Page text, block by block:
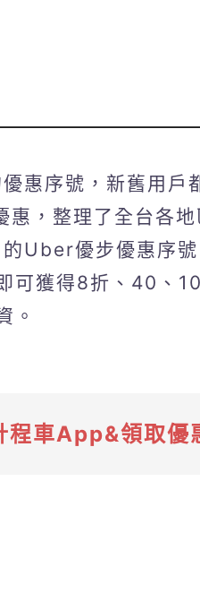
惠序號，新舊用戶
，整理了全台各地
Uber優步優惠序
可獲得8折、40、
。
程車App&領取優